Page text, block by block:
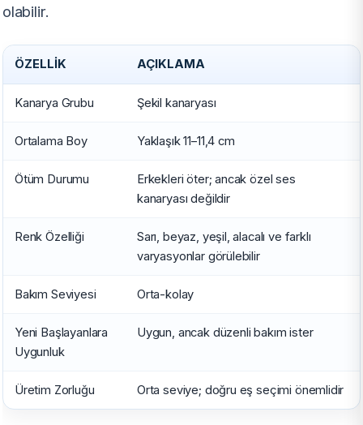
olabilir.
ÖZELLIK AÇIKLAMA
Kanarya Grubu Şekil kanaryası
Ortalama Boy Yaklaşık 11–11,4 cm
Ötüm Durumu
Erkekleri öter; ancak özel ses
kanaryası değildir
Renk Özelliği
Sarı, beyaz, yeşil, alacalı ve farklı
varyasyonlar görülebilir
Bakım Seviyesi Orta-kolay
Yeni Başlayanlara
Uygunluk
Uygun, ancak düzenli bakım ister
Üretim Zorluğu Orta seviye; doğru eş seçimi önemlidir